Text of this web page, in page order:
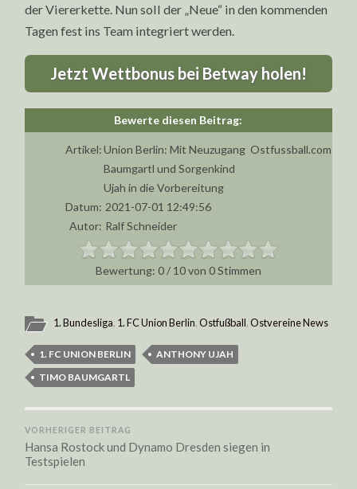
der Viererkette. Nun soll der „Neue“ in den kommenden
Tagen fest ins Team integriert werden.
Jetzt Wettbonus bei Betway holen!
Artikel:Union Berlin: Mit Neuzugang
Baumgartl und Sorgenkind
Ujah in die Vorbereitung
Ostfussball.com
Datum: 2021-07-01 12:49:56
Autor: Ralf Schneider
0/ 10von 0Stimmen
1. Bundesliga, 1. FC Union Berlin,Ostfußball,Ostvereine News
1. FC UNION BERLIN
ANTHONY UJAH
TIMO BAUMGARTL
VORHERIGER BEITRAG
Hansa Rostock und Dynamo Dresden siegen in
Testspielen